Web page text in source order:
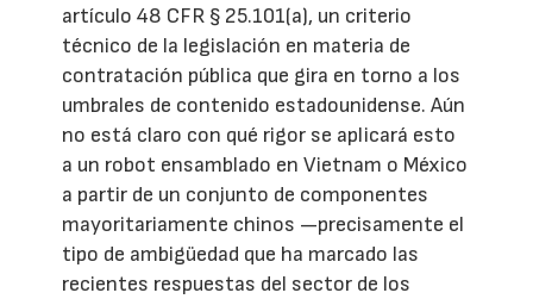
artículo 48 CFR § 25.101(a), un criterio
técnico de la legislación en materia de
contratación pública que gira en torno a los
umbrales de contenido estadounidense. Aún
no está claro con qué rigor se aplicará esto
a un robot ensamblado en Vietnam o México
a partir de un conjunto de componentes
mayoritariamente chinos —precisamente el
tipo de ambigüedad que ha marcado las
recientes respuestas del sector de los